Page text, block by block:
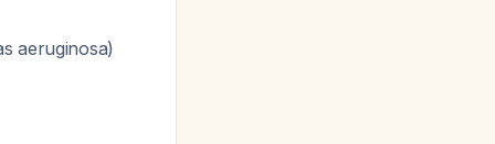
aeruginosa)